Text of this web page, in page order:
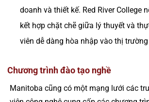
doanh và thiết kế. Red River College
kết hợp chặt chẽ giữa lý thuyết và
viên dễ dàng hòa nhập vào thị
Chương trình đào tạo nghề
Manitoba cũng có một mạng lưới các